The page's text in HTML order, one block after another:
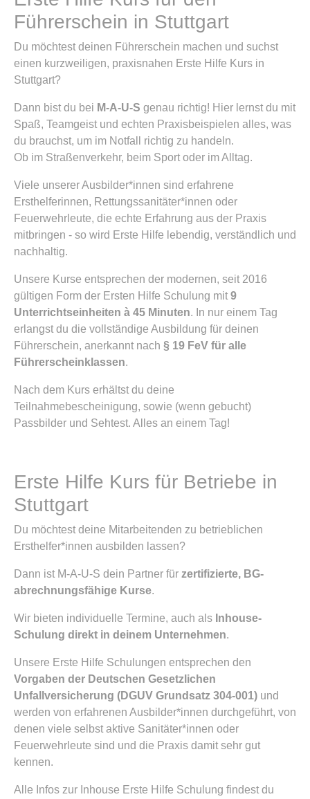
Führerschein in Stuttgart
Du möchtest deinen Führerschein machen und suchst
einen kurzweiligen, praxisnahen Erste Hilfe Kurs in
Stuttgart?
Dann bist du bei M-A-U-S genau richtig! Hier lernst du mit
Spaß, Teamgeist und echten Praxisbeispielen alles, was
du brauchst, um im Notfall richtig zu handeln.
Ob im Straßenverkehr, beim Sport oder im Alltag.
Viele unserer Ausbilder*innen sind erfahrene
Ersthelferinnen, Rettungssanitäter*innen oder
Feuerwehrleute, die echte Erfahrung aus der Praxis
mitbringen - so wird Erste Hilfe lebendig, verständlich und
nachhaltig.
Unsere Kurse entsprechen der modernen, seit 2016
gültigen Form der Ersten Hilfe Schulung mit 9
Unterrichtseinheiten à 45 Minuten. In nur einem Tag
erlangst du die vollständige Ausbildung für deinen
Führerschein, anerkannt nach § 19 FeV für alle
Führerscheinklassen.
Nach dem Kurs erhältst du deine
Teilnahmebescheinigung, sowie (wenn gebucht)
Passbilder und Sehtest. Alles an einem Tag!
Erste Hilfe Kurs für Betriebe in
Stuttgart
Du möchtest deine Mitarbeitenden zu betrieblichen
Ersthelfer*innen ausbilden lassen?
Dann ist M-A-U-S dein Partner für zertifizierte, BG-
abrechnungsfähige Kurse.
Wir bieten individuelle Termine, auch als Inhouse-
Schulung direkt in deinem Unternehmen.
Unsere Erste Hilfe Schulungen entsprechen den
Vorgaben der Deutschen Gesetzlichen
Unfallversicherung (DGUV Grundsatz 304-001) und
werden von erfahrenen Ausbilder*innen durchgeführt, von
denen viele selbst aktive Sanitäter*innen oder
Feuerwehrleute sind und die Praxis damit sehr gut
kennen.
Alle Infos zur Inhouse Erste Hilfe Schulung findest du